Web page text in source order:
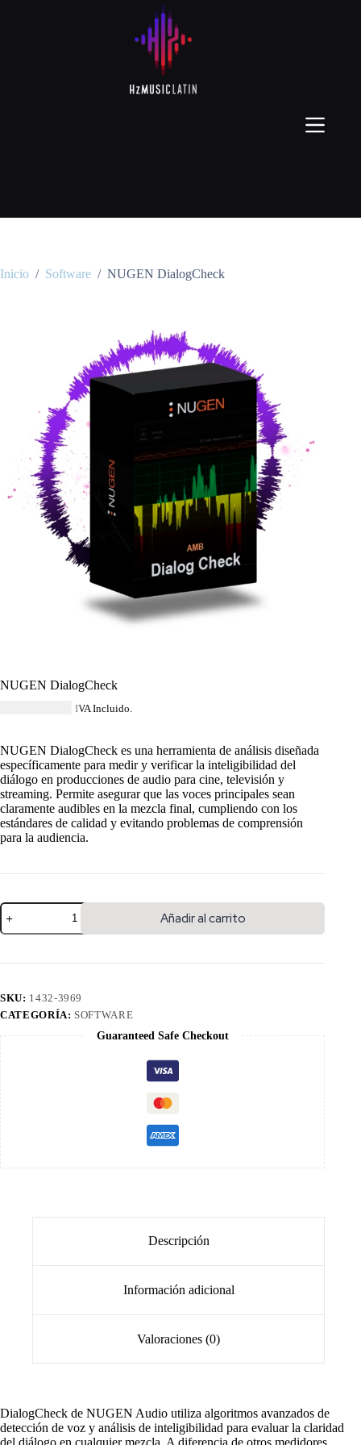
Inicio / Software / NUGEN DialogCheck
NUGEN DialogCheck
IVA Incluido.
NUGEN DialogCheck es una herramienta de análisis diseñada
específicamente para medir y verificar la inteligibilidad del
diálogo en producciones de audio para cine, televisión y
streaming. Permite asegurar que las voces principales sean
claramente audibles en la mezcla final, cumpliendo con los
estándares de calidad y evitando problemas de comprensión
para la audiencia.
Añadir al carrito
SKU: 1432-3969
CATEGORÍA: SOFTWARE
Guaranteed Safe Checkout
Descripción
Información adicional
Valoraciones (0)
DialogCheck de NUGEN Audio utiliza algoritmos avanzados de
detección de voz y análisis de inteligibilidad para evaluar la claridad
del diálogo en cualquier mezcla. A diferencia de otros medidores